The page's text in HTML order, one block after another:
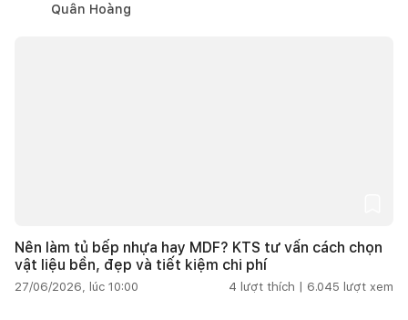
Quân Hoàng
Nên làm tủ bếp nhựa hay MDF? KTS tư vấn cách chọn
vật liệu bền, đẹp và tiết kiệm chi phí
27/06/2026, lúc 10:00 4 lượt thích | 6.045 lượt xem